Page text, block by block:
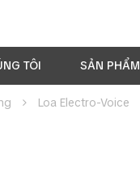
TÔI SẢN PHẨM
Loa Electro-Voice